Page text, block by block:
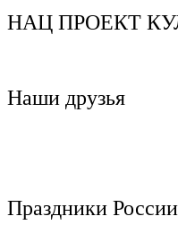
НАЦ ПРОЕКТ
Наши друзья
Праздники России